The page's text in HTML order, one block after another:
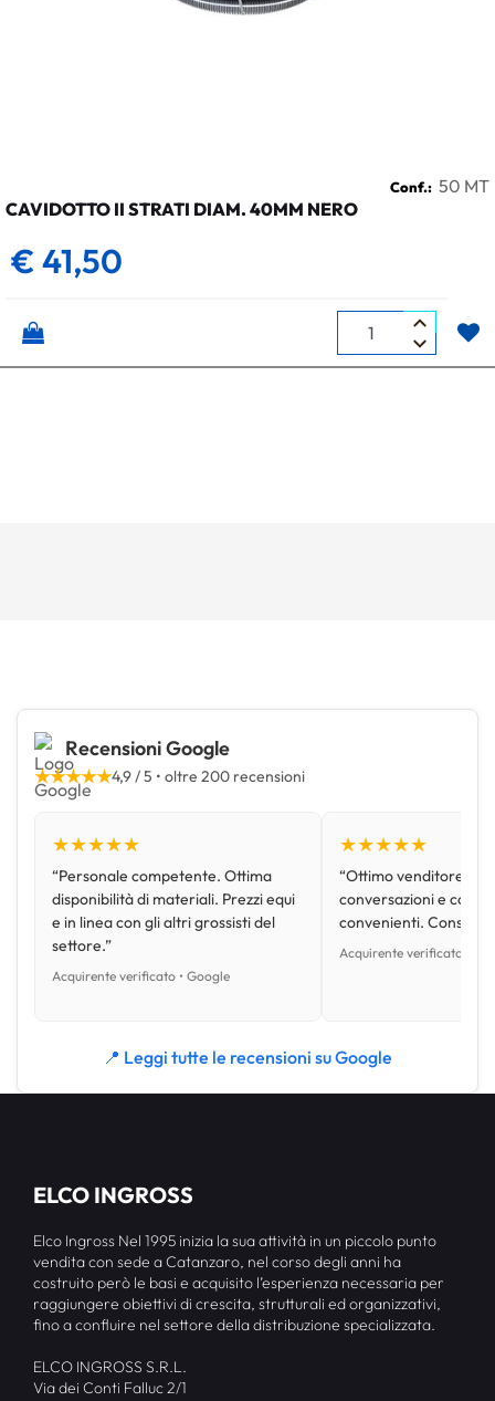
Conf.: 50 MT
CAVIDOTTO II STRATI DIAM. 40MM NERO
€ 41,50
Quantità
Recensioni Google
★★★★★4,9 / 5 • oltre 200 recensioni
★★★★★
“Personale competente. Ottima
disponibilità di materiali. Prezzi equi
e in linea con gli altri grossisti del
settore.”
Acquirente verificato • Google
★★★★★
“Ottimo venditore,
conversazioni e con
convenienti.
Acquirente verificato •
📍 Leggi tutte le recensioni su Google
ELCO INGROSS
Elco Ingross Nel 1995 inizia la sua attività in un piccolo punto
vendita con sede a Catanzaro, nel corso degli anni ha
costruito però le basi e acquisito l’esperienza necessaria per
raggiungere obiettivi di crescita, strutturali ed organizzativi,
fino a confluire nel settore della distribuzione specializzata.
ELCO INGROSS S.R.L.
Via dei Conti Falluc 2/1